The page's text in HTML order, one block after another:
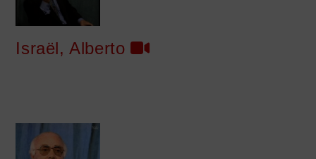
Israël, Alberto